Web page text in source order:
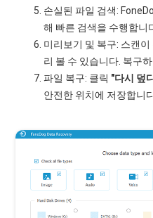
손실된 파일 검색:
해 빠른 검색을 수행합니
미리보기 및 복구: 스캔
리 볼 수 있습니다. 복구
파일 복구: 클릭 "다시 덮
안전한 위치에 저장합니